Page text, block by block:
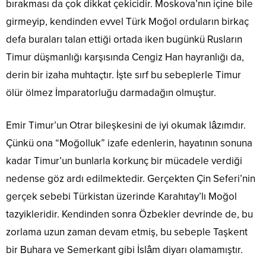
bırakması da çok dikkat çekicidir. Moskova’nın içine bile
girmeyip, kendinden evvel Türk Moğol orduların birkaç
defa buraları talan ettiği ortada iken bugünkü Rusların
Timur düşmanlığı karşısında Cengiz Han hayranlığı da,
derin bir izaha muhtaçtır. İşte sırf bu sebeplerle Timur
ölür ölmez İmparatorluğu darmadağın olmuştur.
Emir Timur’un Otrar bileşkesini de iyi okumak lâzımdır.
Çünkü ona “Moğolluk” izafe edenlerin, hayatının sonuna
kadar Timur’un bunlarla korkunç bir mücadele verdiği
nedense göz ardı edilmektedir. Gerçekten Çin Seferi’nin
gerçek sebebi Türkistan üzerinde Karahıtay’lı Moğol
tazyikleridir. Kendinden sonra Özbekler devrinde de, bu
zorlama uzun zaman devam etmiş, bu sebeple Taşkent
bir Buhara ve Semerkant gibi İslâm diyarı olamamıştır.